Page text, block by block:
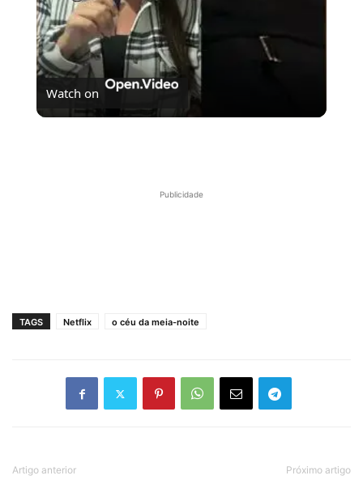
Watch on
Publicidade
TAGS Netflix o céu da meia-noite
Artigo anterior Próximo artigo